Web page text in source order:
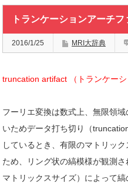
トランケーションアーチフ
2016/1/25 MRI大辞典
truncation artifact （トランケー
フーリエ変換は数式上、無限領
いためデータ打ち切り（
しているとき、有限のマトリッ
ため、リング状の縞模様が観測
マトリックスサイズ）によって